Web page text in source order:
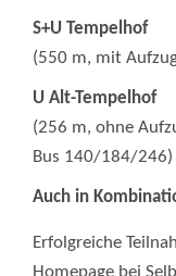
S+U Tempelhof
(550 m, mit
U Alt-Tempelhof
(256 m, ohne
Bus 140/184/246)
Auch in
Erfolgreiche
Homepage bei